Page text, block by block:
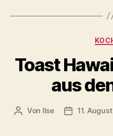
Toast
aus
Beitragsautor
Von Ilse 11.